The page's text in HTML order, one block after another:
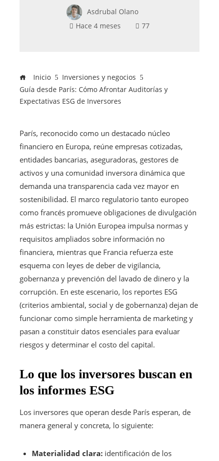
Asdrubal Olano
Hace 4 meses
77
Inicio
Inversiones y negocios
Guía desde París: Cómo Afrontar Auditorías y
Expectativas ESG de Inversores
París, reconocido como un destacado núcleo
financiero en Europa, reúne empresas cotizadas,
entidades bancarias, aseguradoras, gestores de
activos y una comunidad inversora dinámica que
demanda una transparencia cada vez mayor en
sostenibilidad. El marco regulatorio tanto europeo
como francés promueve obligaciones de divulgación
más estrictas: la Unión Europea impulsa normas y
requisitos ampliados sobre información no
financiera, mientras que Francia refuerza este
esquema con leyes de deber de vigilancia,
gobernanza y prevención del lavado de dinero y la
corrupción. En este escenario, los reportes ESG
(criterios ambiental, social y de gobernanza) dejan de
funcionar como simple herramienta de marketing y
pasan a constituir datos esenciales para evaluar
riesgos y determinar el costo del capital.
Lo que los inversores buscan en
los informes ESG
Los inversores que operan desde París esperan, de
manera general y concreta, lo siguiente:
Materialidad clara: identificación de los